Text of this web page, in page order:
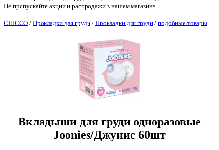
Не пропускайте акции и распродажи в нашем магазине.
CHICCO / Прокладки для груди / Прокладки для груди / подобные товары
Вкладыши для груди одноразовые
Joonies/Джунис 60шт